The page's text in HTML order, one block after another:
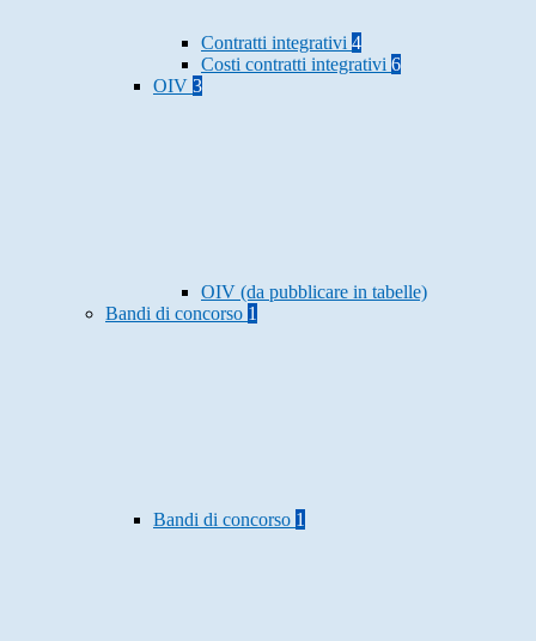
Contratti integrativi 4
Costi contratti integrativi 6
OIV 3
OIV (da pubblicare in tabelle)
Bandi di concorso 1
Bandi di concorso 1